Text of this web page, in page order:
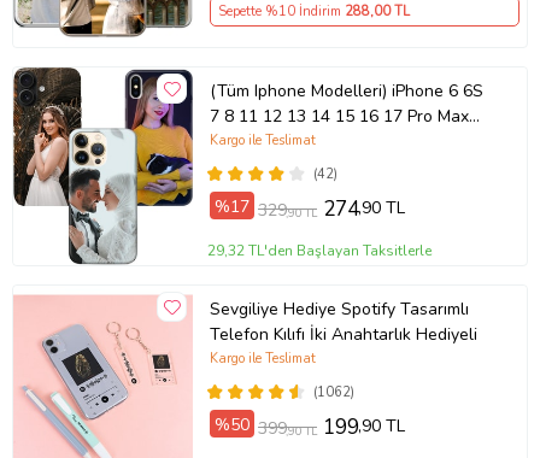
Sepette %10 İndirim 288,00 TL
(Tüm Iphone Modelleri) iPhone 6 6S
7 8 11 12 13 14 15 16 17 Pro Max
Plus Mini Kişiye Özel Resimli
Fotoğraflı Kılıf(42)
Kargo ile Teslimat
%17 329,90 TL 274,90 TL
29,32 TL'den Başlayan Taksitlerle
Sevgiliye Hediye Spotify Tasarımlı
Telefon Kılıfı İki Anahtarlık Hediyeli
(1062)
Kargo ile Teslimat
%50 399,90 TL 199,90 TL